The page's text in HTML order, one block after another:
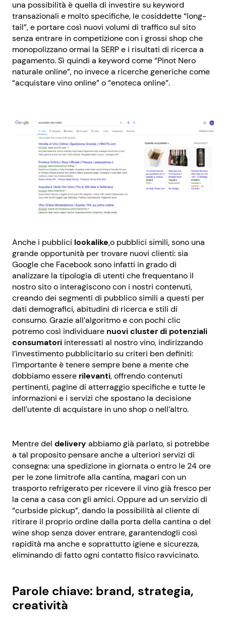
una possibilità è quella di investire su keyword
transazionali e molto specifiche, le cosiddette “long-
tail”, e portare così nuovi volumi di traffico sul sito
senza entrare in competizione con i grossi shop che
monopolizzano ormai la SERP e i risultati di ricerca a
pagamento. Sì quindi a keyword come “Pinot Nero
naturale online”, no invece a ricerche generiche come
“acquistare vino online” o “enoteca online”.
Anche i pubblici lookalike,o pubblici simili, sono una
grande opportunità per trovare nuovi clienti: sia
Google che Facebook sono infatti in grado di
analizzare la tipologia di utenti che frequentano il
nostro sito o interagiscono con i nostri contenuti,
creando dei segmenti di pubblico simili a questi per
dati demografici, abitudini di ricerca e stili di
consumo. Grazie all’algoritmo e con pochi clic
potremo così individuare nuovi cluster di potenziali
consumatori interessati al nostro vino, indirizzando
l’investimento pubblicitario su criteri ben definiti:
l’importante è tenere sempre bene a mente che
dobbiamo essere rilevanti, offrendo contenuti
pertinenti, pagine di atterraggio specifiche e tutte le
informazioni e i servizi che spostano la decisione
dell’utente di acquistare in uno shop o nell’altro.
Mentre del delivery abbiamo già parlato, si potrebbe
a tal proposito pensare anche a ulteriori servizi di
consegna: una spedizione in giornata o entro le 24 ore
per le zone limitrofe alla cantina, magari con un
trasporto refrigerato per ricevere il vino già fresco per
la cena a casa con gli amici. Oppure ad un servizio di
“curbside pickup”, dando la possibilità al cliente di
ritirare il proprio ordine dalla porta della cantina o del
wine shop senza dover entrare, garantendogli così
rapidità ma anche e soprattutto igiene e sicurezza,
eliminando di fatto ogni contatto fisico ravvicinato.
Parole chiave: brand, strategia,
creatività